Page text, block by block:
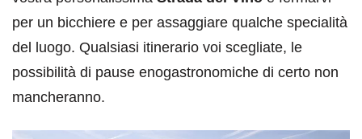
per un bicchiere e per assaggiare qualche specialità
del luogo. Qualsiasi itinerario voi scegliate, le
possibilità di pause enogastronomiche di certo non
mancheranno.